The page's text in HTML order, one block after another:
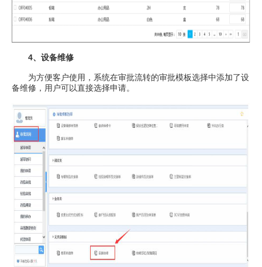
4、设备维修
为方便客户使用，系统在审批流转的审批模板选择中添加了设
备维修，用户可以直接选择申请。